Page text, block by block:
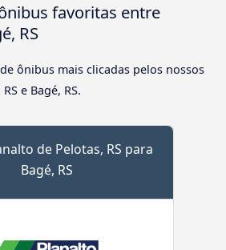
favoritas entre
RS
ônibus mais clicadas pelos nossos
e Bagé, RS.
de Pelotas, RS para
Bagé, RS